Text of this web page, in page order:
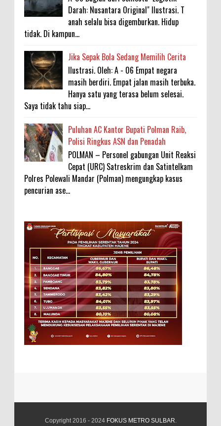
Darah: Nusantara Original" Ilustrasi. T
anah selalu bisa digemburkan. Hidup
tidak. Di kampun...
Jika Sepak Bola Sedang Memilih Cerita
Ilustrasi. Oleh: A - 06 Empat negara
masih berdiri. Empat jalan masih terbuka.
Hanya satu yang terasa belum selesai.
Saya tidak tahu siap...
Puluhan AC Kantor Bupati Polman Raib,
Polisi Ringkus ASN dan Penadah
POLMAN – Personel gabungan Unit Reaksi
Cepat (URC) Satreskrim dan Satintelkam
Polres Polewali Mandar (Polman) mengungkap kasus
pencurian ase...
Copyright 2016 - 2024 FOKUS METRO SULBAR.